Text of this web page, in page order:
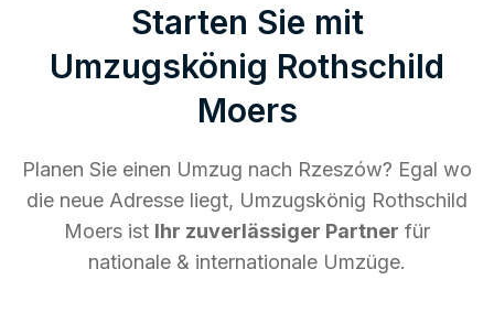
Starten Sie mit
Umzugskönig Rothschild
Moers
Planen Sie einen Umzug nach Rzeszów? Egal wo
die neue Adresse liegt, Umzugskönig Rothschild
Moers ist Ihr zuverlässiger Partner für
nationale & internationale Umzüge.